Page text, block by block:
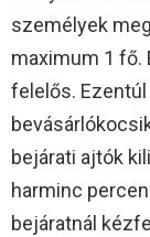
személyek
maximum 1 fő.
felelős.
bejárati ajtók
harminc
bejáratnál